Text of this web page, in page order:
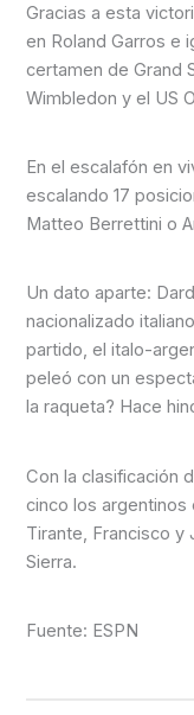
Gracias a esta
en Roland Garros e
certamen de Grand
Wimbledon y el US
En el escalafón en
escalando 17
Matteo Berrettini o
Un dato aparte:
nacionalizado
partido, el italo-
peleó con un
la raqueta? Hace
Con la clasificación
cinco los
Tirante, Francisco y
Sierra.
Fuente: ESPN